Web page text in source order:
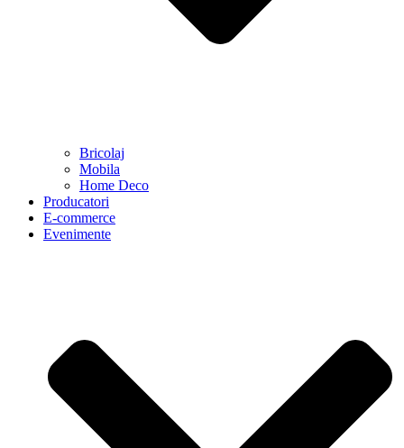
Bricolaj
Mobila
Home Deco
Producatori
E-commerce
Evenimente